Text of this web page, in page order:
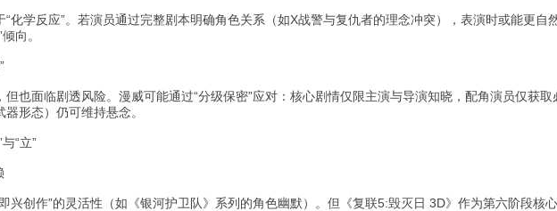
化学反应”。若演员通过完整剧本明确角色关系（如X战警与复仇者的理念冲突），表演时或能更自
向。
但也面临剧透风险。漫威可能通过“分级保密”应对：核心剧情仅限主演与导演知晓，配角演员仅获
形态）仍可维持悬念。
“立”
兴创作”的灵活性（如《银河护卫队》系列的角色幽默）。但《复联5:毁灭日 3D》作为第六阶段核